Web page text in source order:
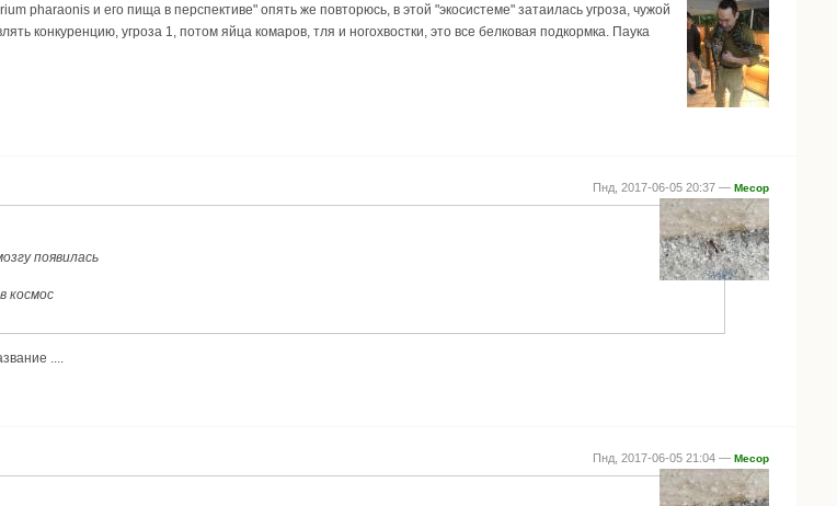
pharaonis и его пища в перспективе" опять же повторюсь, в этой "экосистеме" затаилась угроза, чужой
конкуренцию, угроза 1, потом яйца комаров, тля и ногохвостки, это все белковая подкормка. Паука
Пнд, 2017-06-05 20:37 — Месор
появилась
космос
....
Пнд, 2017-06-05 21:04 — Месор